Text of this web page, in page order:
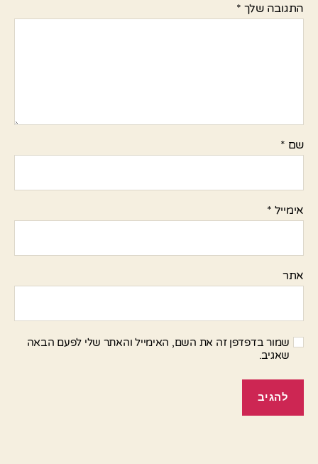
התגובה שלך *
שם *
אימייל *
אתר
שמור בדפדפן זה את השם, האימייל והאתר שלי לפעם הבאה
שאגיב.